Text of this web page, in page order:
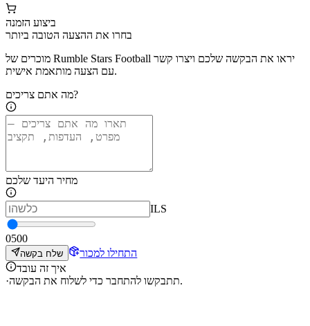
ביצוע הזמנה
בחרו את ההצעה הטובה ביותר
מוכרים של Rumble Stars Football יראו את הבקשה שלכם ויצרו קשר
עם הצעה מותאמת אישית.
מה אתם צריכים?
מחיר היעד שלכם
ILS
0500
שלח בקשה
התחילו למכור
איך זה עובד
·
תתבקשו להתחבר כדי לשלוח את הבקשה.